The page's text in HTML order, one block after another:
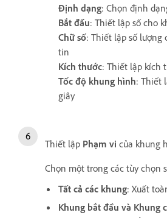
Định dạng: Chọn định
Bắt đầu: Thiết lập số cho
Chữ số: Thiết lập số lượng
tin
Kích thước: Thiết lập kích
Tốc độ khung hình: Thiết
giây
Thiết lập Phạm vi của khung
Chọn một trong các tùy chọn
Tất cả các khung: Xuất
Khung bắt đầu và Khung